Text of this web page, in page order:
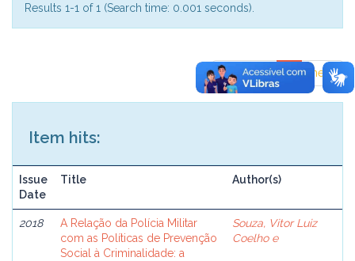
Results 1-1 of 1 (Search time: 0.001 seconds).
previous 1 next
Item hits:
Issue
Date
Title Author(s)
2018
A Relação da Polícia Militar
com as Políticas de Prevenção
Social à Criminalidade: a
Souza, Vitor Luiz
Coelho e